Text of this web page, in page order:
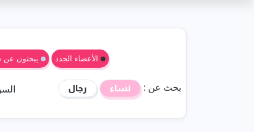
الأعضاء الجدد يبحثون عن
بحث عن : نساء رجال